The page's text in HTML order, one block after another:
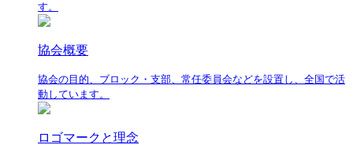
す。
協会概要
協会の目的、ブロック・支部、常任委員会などを設置し、全国で活
動しています。
ロゴマークと理念